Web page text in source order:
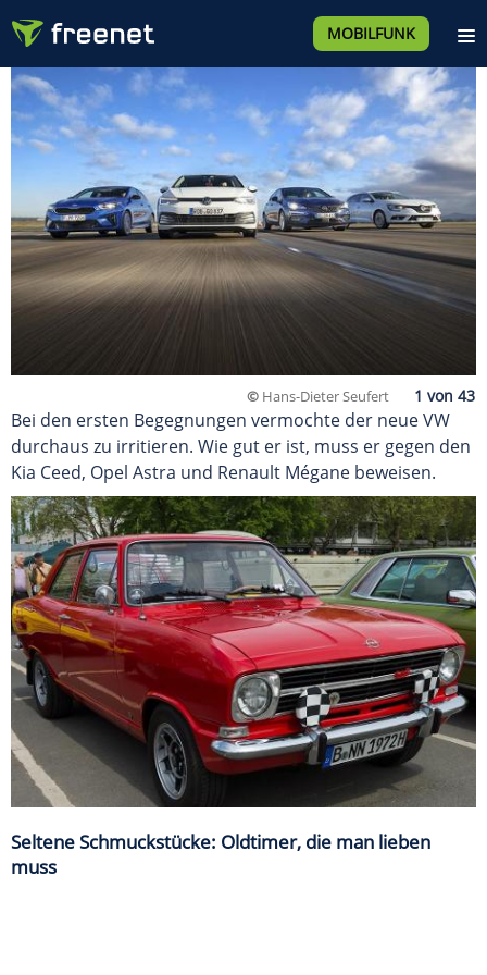
MOBILFUNK
© Hans-Dieter Seufert
Bei den ersten Begegnungen vermochte der neue VW
durchaus zu irritieren. Wie gut er ist, muss er gegen den
Kia Ceed, Opel Astra und Renault Mégane beweisen.
Seltene Schmuckstücke: Oldtimer, die man lieben
muss